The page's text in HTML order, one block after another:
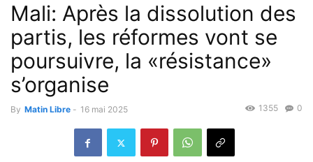
Mali: Après la dissolution des
partis, les réformes vont se
poursuivre, la «résistance»
s’organise
By Matin Libre - 16 mai 2025 0
1355